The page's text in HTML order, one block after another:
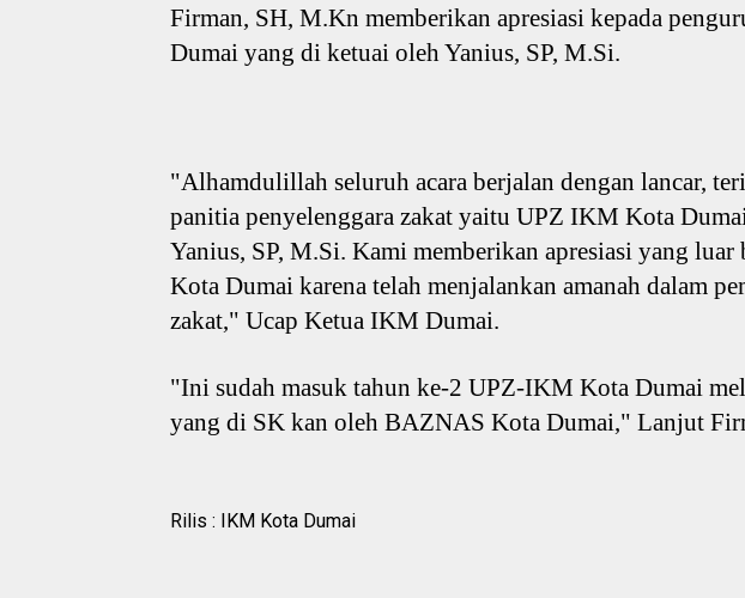
Firman, SH, M.Kn memberikan apresiasi kepada
Dumai yang di ketuai oleh Yanius, SP, M.Si.
"Alhamdulillah seluruh acara berjalan dengan lancar,
panitia penyelenggara zakat yaitu UPZ IKM Kota
Yanius, SP, M.Si. Kami memberikan apresiasi yang
Kota Dumai karena telah menjalankan amanah dalam
zakat," Ucap Ketua IKM Dumai.
"Ini sudah masuk tahun ke-2 UPZ-IKM Kota Dumai
yang di SK kan oleh BAZNAS Kota Dumai," Lanjut
Rilis : IKM Kota Dumai